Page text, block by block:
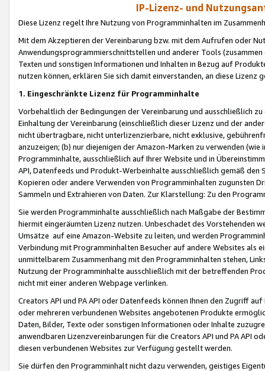
IP-Lizenz- und
Diese Lizenz regelt Ihre Nutzung von Programminhalten im
Mit dem Akzeptieren der Vereinbarung bzw. mit dem Aufrufen oder
Anwendungsprogrammierschnittstellen und anderer Tools (zusammen
Texten und sonstigen Informationen und Inhalten in Bezug auf
nutzen können, erklären Sie sich damit einverstanden, an diese Lizenz
1. Eingeschränkte Lizenz für Programminhalte
Vorbehaltlich der Bedingungen der Vereinbarung und ausschließlich
Einhaltung der Vereinbarung (einschließlich dieser Lizenz und der
nicht übertragbare, nicht unterlizenzierbare, nicht exklusive,
anzuzeigen; (b) nur diejenigen der Amazon-Marken zu verwenden
Programminhalte, ausschließlich auf Ihrer Website und in
API, Datenfeeds und Produkt-Werbeinhalte ausschließlich gemäß
Kopieren oder andere Verwenden von Programminhalten zugunsten
Sammeln und Extrahieren von Daten. Zur Klarstellung: Zu den
Sie werden Programminhalte ausschließlich nach Maßgabe der
hiermit eingeräumten Lizenz nutzen. Unbeschadet des Vorstehenden
Umsätze auf eine Amazon-Website zu leiten, und werden
Verbindung mit Programminhalten Besucher auf andere Websites als
unmittelbarem Zusammenhang mit den Programminhalten stehen,
Nutzung der Programminhalte ausschließlich mit der betreffenden
nicht mit einer anderen Webpage verlinken.
Creators API und PA API oder Datenfeeds können Ihnen den Zugriff
oder mehreren verbundenen Websites angebotenen Produkte
Daten, Bilder, Texte oder sonstigen Informationen oder Inhalte
anwendbaren Lizenzvereinbarungen für die Creators API und PA API
diesen verbundenen Websites zur Verfügung gestellt werden.
Sie dürfen den Programminhalt nicht dazu verwenden, geistiges